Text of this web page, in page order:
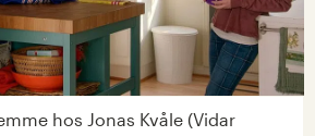
hos Jonas Kvåle (Vidar